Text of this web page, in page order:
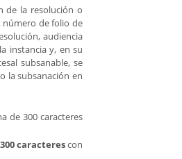
de la resolución o
número de folio de
audiencia
instancia y, en su
subsanable, se
la subsanación en
de 300 caracteres
300 caracterescon